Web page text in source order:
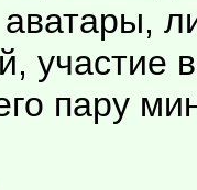
участие
пару